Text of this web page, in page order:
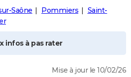
Saône Pommiers
Saint-
infos à pas rater
Mise à jour le 10/02/26